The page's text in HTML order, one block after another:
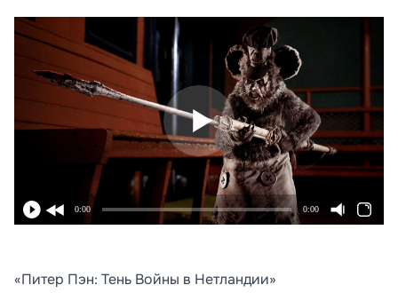
0:00 0:00
«Питер Пэн: Тень Войны в Нетландии»